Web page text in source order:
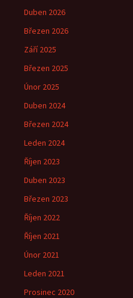
Duben 2026
Březen 2026
Září 2025
Březen 2025
Únor 2025
Duben 2024
Březen 2024
Leden 2024
Říjen 2023
Duben 2023
Březen 2023
Říjen 2022
Říjen 2021
Únor 2021
Leden 2021
Prosinec 2020